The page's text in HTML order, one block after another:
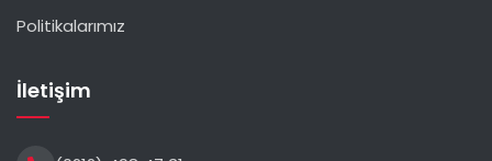
Politikalarımız
İletişim